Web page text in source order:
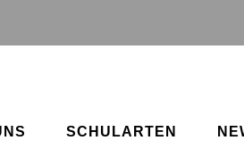
SCHULARTEN